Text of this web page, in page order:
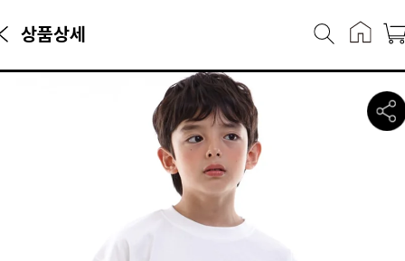
상품상세
오실롯 주니어 스포티로
·반팔티카테고리에서 만나볼 수 있는 상품으로, 캐리마켓에서 7,900